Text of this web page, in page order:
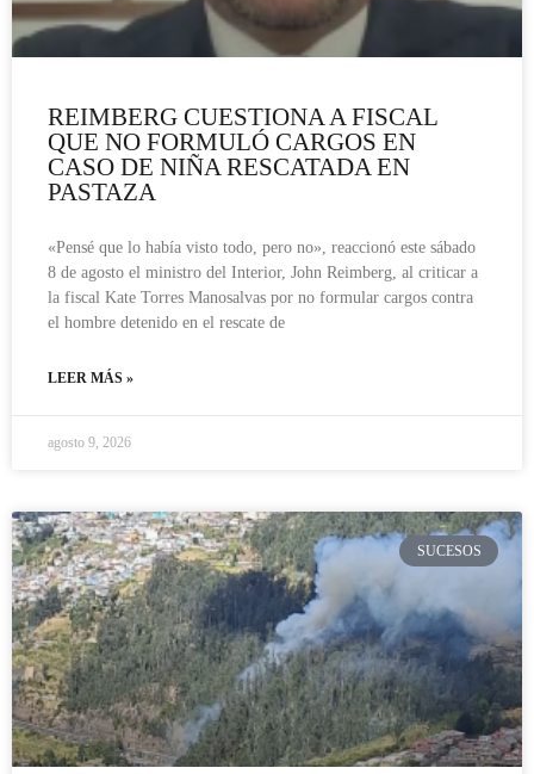
REIMBERG CUESTIONA A FISCAL
QUE NO FORMULÓ CARGOS EN
CASO DE NIÑA RESCATADA EN
PASTAZA
«Pensé que lo había visto todo, pero no», reaccionó este sábado
8 de agosto el ministro del Interior, John Reimberg, al criticar a
la fiscal Kate Torres Manosalvas por no formular cargos contra
el hombre detenido en el rescate de
LEER MÁS »
agosto 9, 2026
SUCESOS